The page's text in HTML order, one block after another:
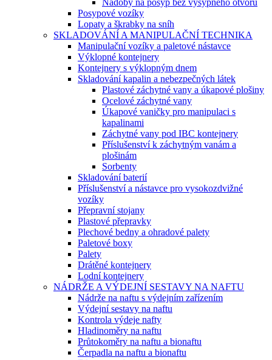
Nádoby na posyp bez výsypného otvoru
Posypové vozíky
Lopaty a škrabky na sníh
SKLADOVÁNÍ A MANIPULAČNÍ TECHNIKA
Manipulační vozíky a paletové nástavce
Výklopné kontejnery
Kontejnery s výklopným dnem
Skladování kapalin a nebezpečných látek
Plastové záchytné vany a úkapové plošiny
Ocelové záchytné vany
Úkapové vaničky pro manipulaci s
kapalinami
Záchytné vany pod IBC kontejnery
Příslušenství k záchytným vanám a
plošinám
Sorbenty
Skladování baterií
Příslušenství a nástavce pro vysokozdvižné
vozíky
Přepravní stojany
Plastové přepravky
Plechové bedny a ohradové palety
Paletové boxy
Palety
Drátěné kontejnery
Lodní kontejnery
NÁDRŽE A VÝDEJNÍ SESTAVY NA NAFTU
Nádrže na naftu s výdejním zařízením
Výdejní sestavy na naftu
Kontrola výdeje nafty
Hladinoměry na naftu
Průtokoměry na naftu a bionaftu
Čerpadla na naftu a bionaftu